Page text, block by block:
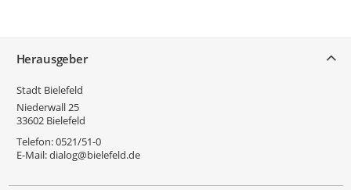
Herausgeber
Stadt Bielefeld
Niederwall 25
33602 Bielefeld
Telefon:0521/51-0
E-Mail:dialog@bielefeld.de